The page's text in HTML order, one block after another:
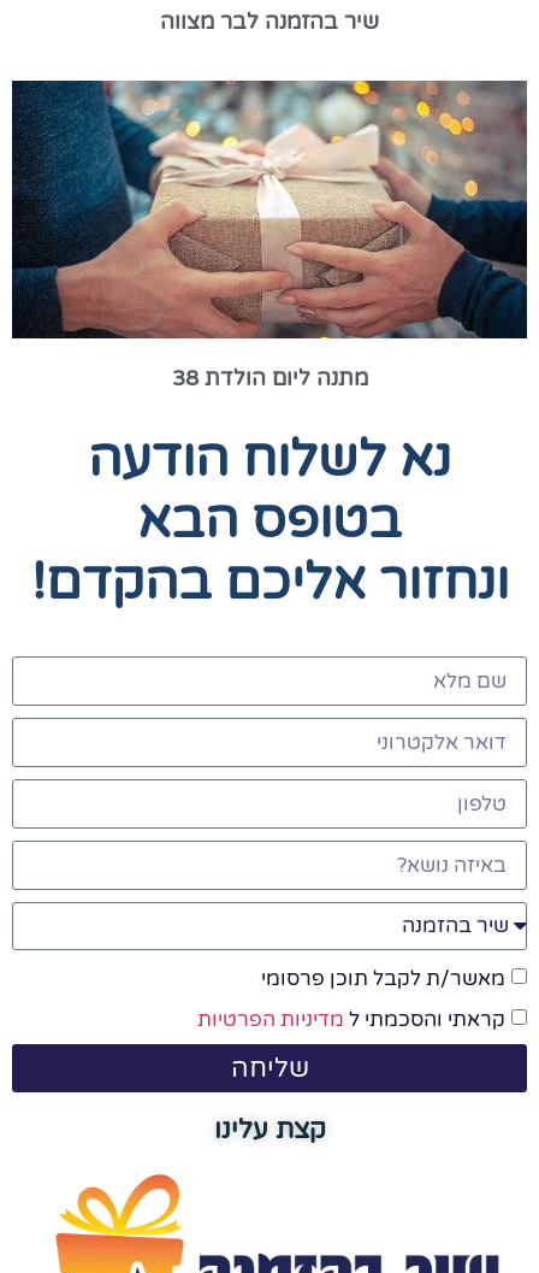
שיר בהזמנה לבר מצווה
מתנה ליום הולדת 38
נא לשלוח הודעה
בטופס הבא
ונחזור אליכם בהקדם!
מאשר/ת לקבל תוכן פרסומי
קראתי והסכמתי ל מדיניות הפרטיות
שליחה
קצת עלינו